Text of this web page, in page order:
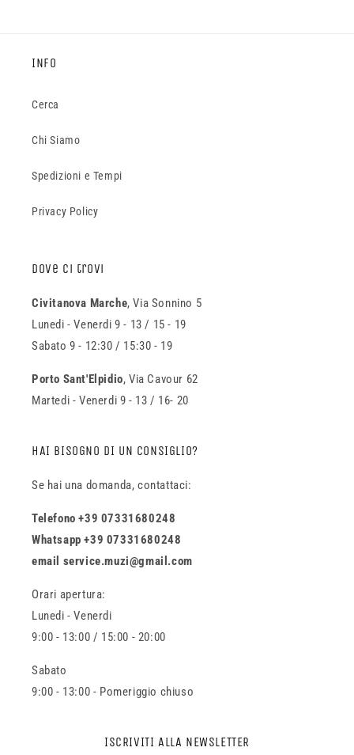
INFO
Cerca
Chi Siamo
Spedizioni e Tempi
Privacy Policy
Dove ci trovi
Civitanova Marche, Via Sonnino 5
Lunedi - Venerdi 9 - 13 / 15 - 19
Sabato 9 - 12:30 / 15:30 - 19
Porto Sant'Elpidio, Via Cavour 62
Martedi - Venerdi 9 - 13 / 16- 20
HAI BISOGNO DI UN CONSIGLIO?
Se hai una domanda, contattaci:
Telefono +39 07331680248
Whatsapp +39 07331680248
email service.muzi@gmail.com
Orari apertura:
Lunedi - Venerdi
9:00 - 13:00 / 15:00 - 20:00
Sabato
9:00 - 13:00 - Pomeriggio chiuso
ISCRIVITI ALLA NEWSLETTER